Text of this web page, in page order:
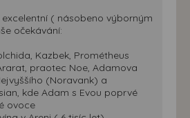
( násobeno výborným
očekávání:
Kazbek, Prométheus
praotec Noe, Adamova
(Noravank) a
kde Adam s Evou poprvé
ovoce